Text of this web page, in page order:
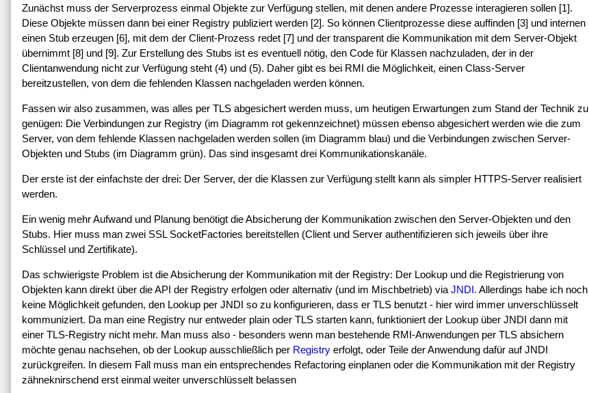
Zunächst muss der Serverprozess einmal Objekte zur Verfügung stellen, mit denen andere Prozesse interagieren sollen [1].
Diese Objekte müssen dann bei einer Registry publiziert werden [2]. So können Clientprozesse diese auffinden [3] und internen
einen Stub erzeugen [6], mit dem der Client-Prozess redet [7] und der transparent die Kommunikation mit dem Server-Objekt
übernimmt [8] und [9]. Zur Erstellung des Stubs ist es eventuell nötig, den Code für Klassen nachzuladen, der in der
Clientanwendung nicht zur Verfügung steht (4) und (5). Daher gibt es bei RMI die Möglichkeit, einen Class-Server
bereitzustellen, von dem die fehlenden Klassen nachgeladen werden können.
Fassen wir also zusammen, was alles per TLS abgesichert werden muss, um heutigen Erwartungen zum Stand der Technik zu
genügen: Die Verbindungen zur Registry (im Diagramm rot gekennzeichnet) müssen ebenso abgesichert werden wie die zum
Server, von dem fehlende Klassen nachgeladen werden sollen (im Diagramm blau) und die Verbindungen zwischen Server-
Objekten und Stubs (im Diagramm grün). Das sind insgesamt drei Kommunikationskanäle.
Der erste ist der einfachste der drei: Der Server, der die Klassen zur Verfügung stellt kann als simpler HTTPS-Server realisiert
werden.
Ein wenig mehr Aufwand und Planung benötigt die Absicherung der Kommunikation zwischen den Server-Objekten und den
Stubs. Hier muss man zwei SSL SocketFactories bereitstellen (Client und Server authentifizieren sich jeweils über ihre
Schlüssel und Zertifikate).
Das schwierigste Problem ist die Absicherung der Kommunikation mit der Registry: Der Lookup und die Registrierung von
Objekten kann direkt über die API der Registry erfolgen oder alternativ (und im Mischbetrieb) viaJNDI. Allerdings habe ich noch
keine Möglichkeit gefunden, den Lookup per JNDI so zu konfigurieren, dass er TLS benutzt - hier wird immer unverschlüsselt
kommuniziert. Da man eine Registry nur entweder plain oder TLS starten kann, funktioniert der Lookup über JNDI dann mit
einer TLS-Registry nicht mehr. Man muss also - besonders wenn man bestehende RMI-Anwendungen per TLS absichern
möchte genau nachsehen, ob der Lookup ausschließlich per Registry erfolgt, oder Teile der Anwendung dafür auf JNDI
zurückgreifen. In diesem Fall muss man ein entsprechendes Refactoring einplanen oder die Kommunikation mit der Registry
zähneknirschend erst einmal weiter unverschlüsselt belassen